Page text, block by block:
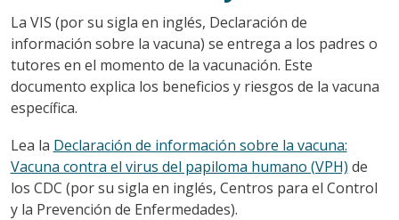
La VIS (por su sigla en inglés, Declaración de
información sobre la vacuna) se entrega a los padres o
tutores en el momento de la vacunación. Este
documento explica los beneficios y riesgos de la vacuna
específica.
Lea la Declaración de información sobre la vacuna:
Vacuna contra el virus del papiloma humano (VPH) de
los CDC (por su sigla en inglés, Centros para el Control
y la Prevención de Enfermedades).